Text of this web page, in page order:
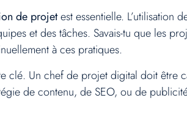
de projetest essentielle. L’utilisation
et des tâches. Savais-tu que les
à ces pratiques.
clé. Un chef de projet digital doit
de contenu, de SEO, ou de